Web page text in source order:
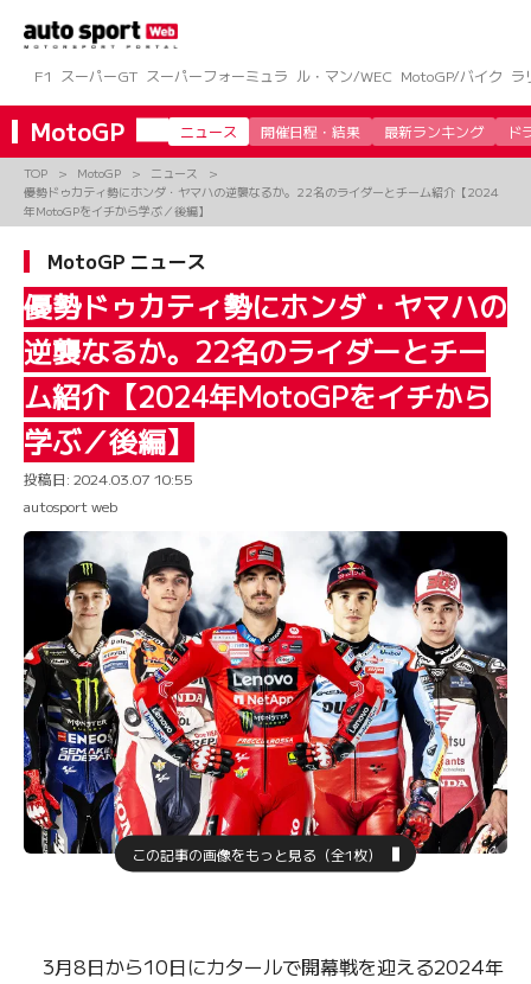
ツ
へ
ス
キ
F1 スーパーGT スーパーフォーミュラ ル・マン/WEC MotoGP/バイク ラ
MotoGP ニュース 開催日程・結果 最新ランキング ド
TOP MotoGP
ニュース
優勢ドゥカティ勢にホンダ・ヤマハの逆襲なるか。22名のライダーとチーム紹介【2024
年MotoGPをイチから学ぶ／後編】
MotoGP ニュース
優勢ドゥカティ勢にホンダ・ヤマハの
逆襲なるか。22名のライダーとチー
ム紹介【2024年MotoGPをイチから
学ぶ／後編】
投稿日: 2024.03.07 10:55
autosport web
この記事の画像をもっと見る（全1枚）
3月8日から10日にカタールで開幕戦を迎える2024年